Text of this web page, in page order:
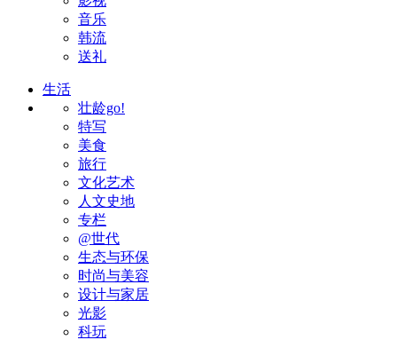
音乐
韩流
送礼
生活
壮龄go!
特写
美食
旅行
文化艺术
人文史地
专栏
@世代
生态与环保
时尚与美容
设计与家居
光影
科玩